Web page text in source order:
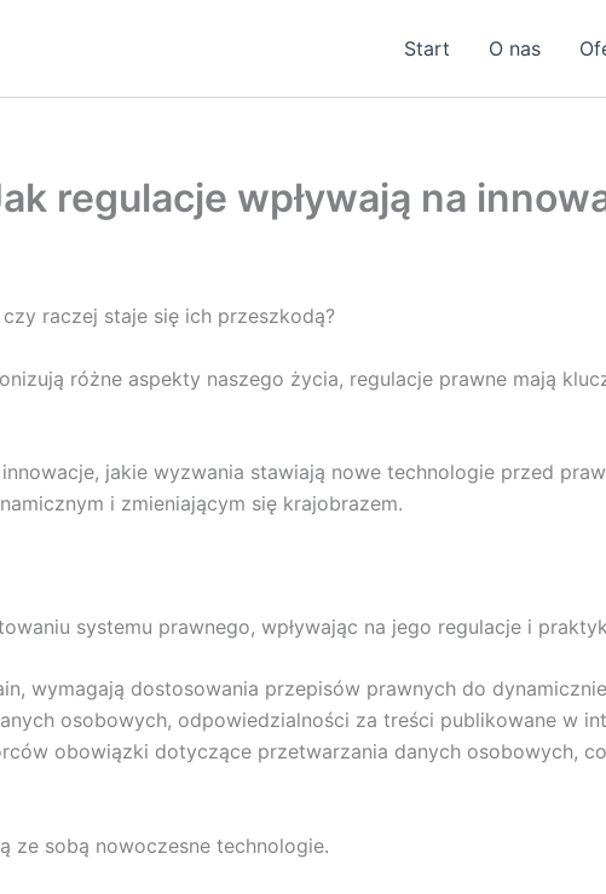
Start O nas
regulacje wpływają na
raczej staje się ich przeszkodą?
różne aspekty naszego życia, regulacje prawne mają
jakie wyzwania stawiają nowe technologie przed
i zmieniającym się krajobrazem.
systemu prawnego, wpływając na jego regulacje i
wymagają dostosowania przepisów prawnych do
osobowych, odpowiedzialności za treści publikowane w
obowiązki dotyczące przetwarzania danych osobowych,
ze sobą nowoczesne technologie.